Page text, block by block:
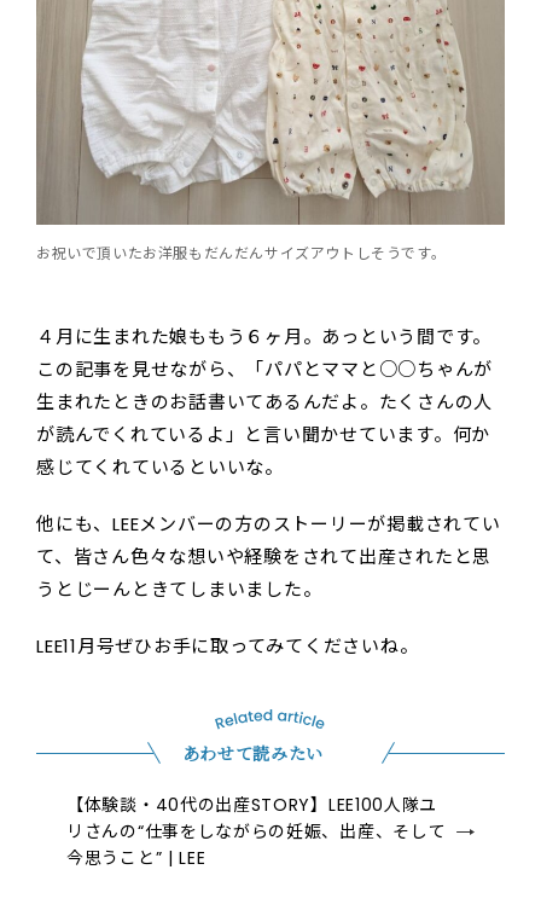
お祝いで頂いたお洋服もだんだんサイズアウトしそうです。
４月に生まれた娘ももう６ヶ月。あっという間です。
この記事を見せながら、「パパとママと○○ちゃんが
生まれたときのお話書いてあるんだよ。たくさんの人
が読んでくれているよ」と言い聞かせています。何か
感じてくれているといいな。
他にも、LEEメンバーの方のストーリーが掲載されてい
て、皆さん色々な想いや経験をされて出産されたと思
うとじーんときてしまいました。
LEE11月号ぜひお手に取ってみてくださいね。
あわせて読みたい
【体験談・40代の出産STORY】LEE100人隊ユ
リさんの“仕事をしながらの妊娠、出産、そして
今思うこと” | LEE